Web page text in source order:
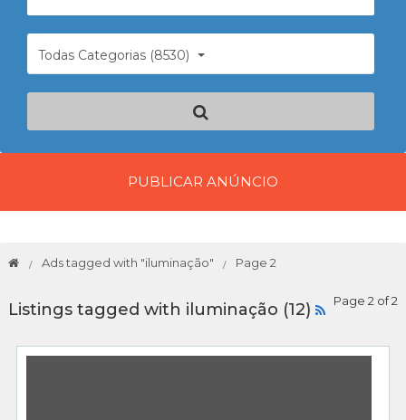
Todas Categorias (8530)
PUBLICAR ANÚNCIO
Ads tagged with "iluminação" Page 2
Listings tagged with iluminação (12) Page 2 of 2